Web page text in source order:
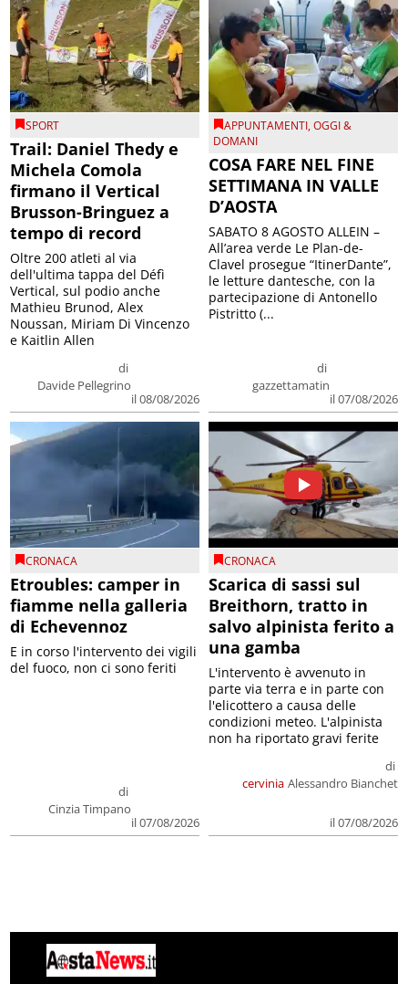
SPORT
Trail: Daniel Thedy e
Michela Comola
firmano il Vertical
Brusson-Bringuez a
tempo di record
di
Davide Pellegrino
il 08/08/2026
Oltre 200 atleti al via
dell'ultima tappa del Défì
Vertical, sul podio anche
Mathieu Brunod, Alex
Noussan, Miriam Di Vincenzo
e Kaitlin Allen
APPUNTAMENTI,OGGI &
DOMANI
COSA FARE NEL FINE
SETTIMANA IN VALLE
D’AOSTA
di
gazzettamatin
il 07/08/2026
SABATO 8 AGOSTO ALLEIN –
All’area verde Le Plan-de-
Clavel prosegue “ItinerDante”,
le letture dantesche, con la
partecipazione di Antonello
Pistritto (...
CRONACA
Etroubles: camper in
fiamme nella galleria
di Echevennoz
di
Cinzia Timpano
il 07/08/2026
E in corso l'intervento dei vigili
del fuoco, non ci sono feriti
CRONACA
Scarica di sassi sul
Breithorn, tratto in
salvo alpinista ferito a
una gamba
cervinia
di
Alessandro Bianchet
il 07/08/2026
L'intervento è avvenuto in
parte via terra e in parte con
l'elicottero a causa delle
condizioni meteo. L'alpinista
non ha riportato gravi ferite